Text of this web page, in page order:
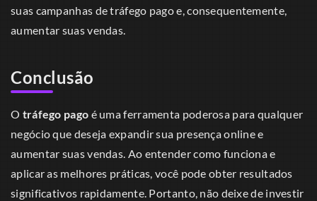
suas campanhas de tráfego pago e, consequentemente,
aumentar suas vendas.
Conclusão
O tráfego pago é uma ferramenta poderosa para qualquer
negócio que deseja expandir sua presença online e
aumentar suas vendas. Ao entender como funciona e
aplicar as melhores práticas, você pode obter resultados
significativos rapidamente. Portanto, não deixe de investir